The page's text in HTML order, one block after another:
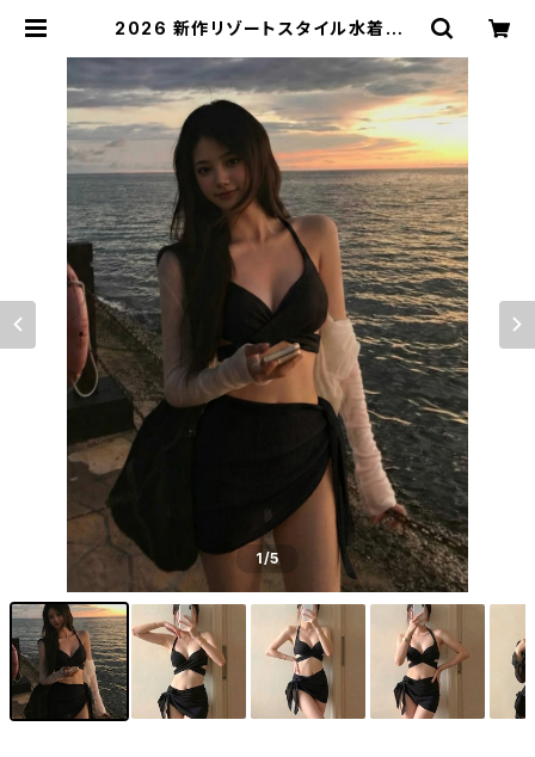
2026 新作リゾートスタイル水着レデ
トセクシー 3 点セット | signal 日
本未入荷勢揃い！全品送料無料です♪
1/5